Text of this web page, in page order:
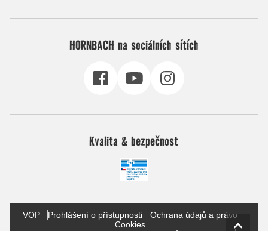
HORNBACH na sociálních sítích
Kvalita & bezpečnost
VOP Prohlášení o přístupnosti
Ochrana údajů a právo
Cookies